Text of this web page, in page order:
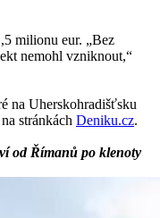
milionu eur. „Bez
nemohl vzniknout,“
na Uherskohradišťsku
stránkách Deniku.cz.
od Římanů po klenoty